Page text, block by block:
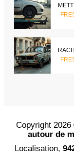
Copyright
autour de
Localisation,